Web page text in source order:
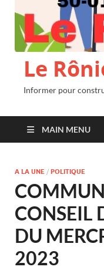
Le
Informer pour
MAIN MENU
A LA UNE / POLITIQUE
CONSEIL
DU
2023